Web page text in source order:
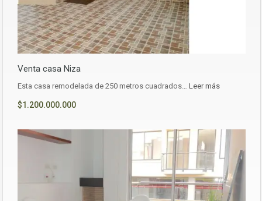
Venta casa Niza
Esta casa remodelada de 250 metros cuadrados… Leer más
$1.200.000.000